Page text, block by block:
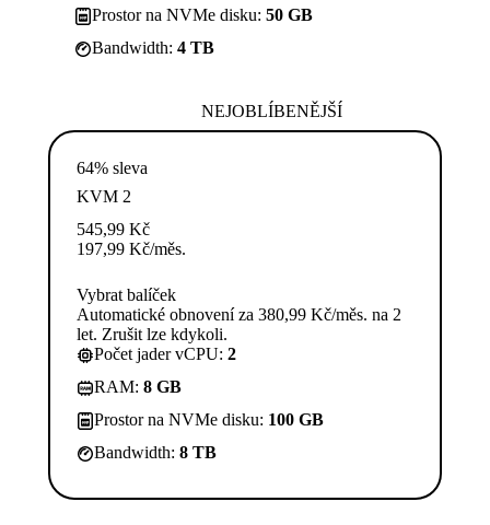
Prostor na NVMe disku: 50 GB
Bandwidth: 4 TB
NEJOBLÍBENĚJŠÍ
64% sleva
KVM 2
545,99 Kč
197,99 Kč/měs.
Vybrat balíček
Automatické obnovení za 380,99 Kč/měs. na 2
let. Zrušit lze kdykoli.
Počet jader vCPU: 2
RAM: 8 GB
Prostor na NVMe disku: 100 GB
Bandwidth: 8 TB